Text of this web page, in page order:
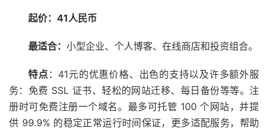
起价：41人民币
最适合： 小型企业、个人博客、在线商店和投资组合。
特点 ：41元的优惠价格、出色的支持以及许多额外服
务：免费 SSL 证书、轻松的网站迁移、每日备份等等。注
册时可免费注册一个域名。最多可托管 100 个网站，并提
供 99.9% 的稳定正常运行时间保证，更多适配服务，帮助